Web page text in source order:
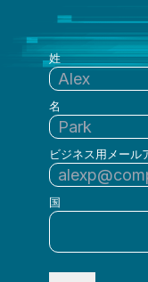
姓
名
ビジネス用メール
国